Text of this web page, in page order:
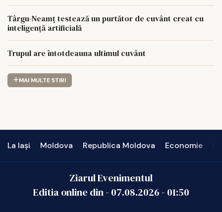
Târgu-Neamț testează un purtător de cuvânt creat cu
inteligență artificială
Trupul are întotdeauna ultimul cuvânt
MAI MULTE STIRI
La Iași Moldova Republica Moldova Economie
Ziarul Evenimentul
Editia online din - 07.08.2026- 01:50